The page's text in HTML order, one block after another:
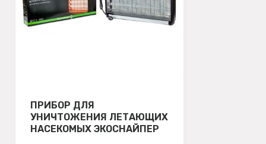
ПРИБОР ДЛЯ
УНИЧТОЖЕНИЯ ЛЕТАЮЩИХ
НАСЕКОМЫХ ЭКОСНАЙПЕР